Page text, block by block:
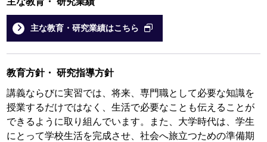
主な教育・研究業績はこちら
教育方針・ 研究指導方針
講義ならびに実習では、将来、専門職として必要な知識を
授業するだけではなく、生活で必要なことも伝えることが
できるように取り組んでいます。また、大学時代は、学生
にとって学校生活を完成させ、社会へ旅立つための準備期